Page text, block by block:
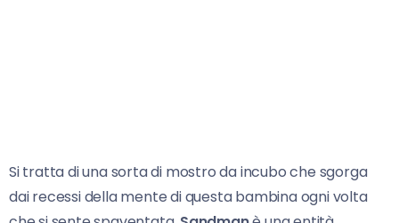
Si tratta di una sorta di mostro da incubo che sgorga
dai recessi della mente di questa bambina ogni volta